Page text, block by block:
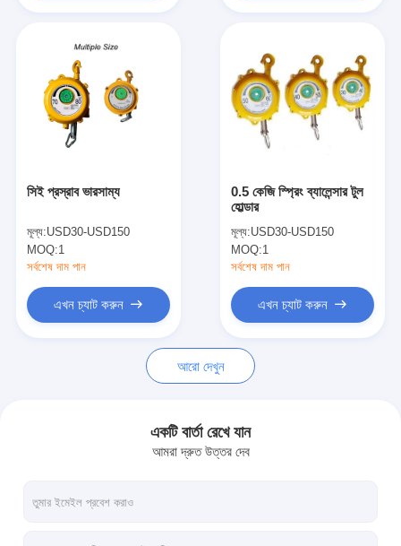
আমাদের সম্পর্কে
কারখানা ভ্রমণ
খবর
সব ক্ষেত্রেই
পোর্টেবল স্পট ওয়েল্ডিং মেশিন
স্টেশনারি স্পট ওয়েল্ডিং মেশিন
সিই প্রস্রাব ভারসাম্য
মূল্য:USD30-USD150
MOQ:1
সর্বশেষ দাম পান
এখন চ্যাট করুন
0.5 কেজি স্প্রিং ব্যালেন্সার টুল
হোল্ডার
মূল্য:USD30-USD150
MOQ:1
সর্বশেষ দাম পান
এখন চ্যাট করুন
আরো দেখুন
একটি বার্তা রেখে যান
আমরা দ্রুত উত্তর দেব